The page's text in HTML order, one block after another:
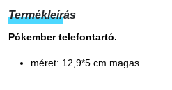
Termékleírás
Pókember telefontartó.
méret: 12,9*5 cm magas